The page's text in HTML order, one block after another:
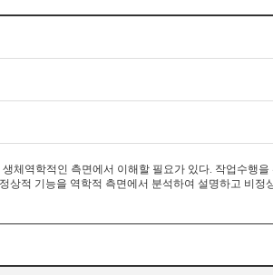
체역학적인 측면에서 이해할 필요가 있다. 작업수행을
상적 기능을 역학적 측면에서 분석하여 설명하고 비정